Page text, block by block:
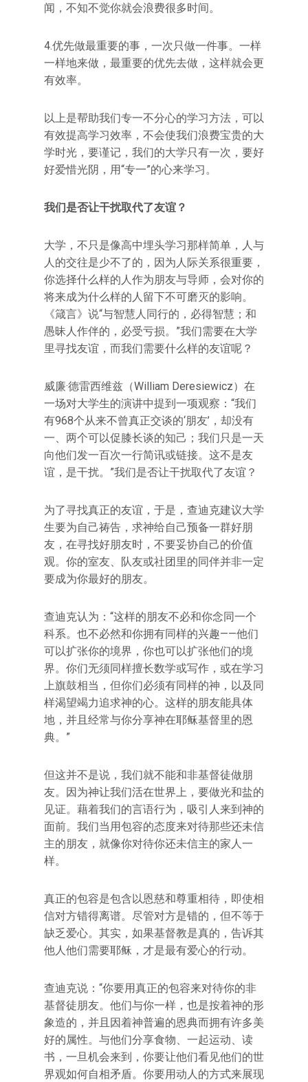
闻，不知不觉你就会浪费很多时间。
4.优先做最重要的事，一次只做一件事。一样
一样地来做，最重要的优先去做，这样就会更
有效率。
以上是帮助我们专一不分心的学习方法，可以
有效提高学习效率，不会使我们浪费宝贵的大
学时光，要谨记，我们的大学只有一次，要好
好爱惜光阴，用“专一”的心来学习。
我们是否让干扰取代了友谊？
大学，不只是像高中埋头学习那样简单，人与
人的交往是少不了的，因为人际关系很重要，
你选择什么样的人作为朋友与导师，会对你的
将来成为什么样的人留下不可磨灭的影响。
《箴言》说“与智慧人同行的，必得智慧；和
愚昧人作伴的，必受亏损。”我们需要在大学
里寻找友谊，而我们需要什么样的友谊呢？
威廉·德雷西维兹（William Deresiewicz）在
一场对大学生的演讲中提到一项观察：“我们
有968个从来不曾真正交谈的‘朋友’，却没有
一、两个可以促膝长谈的知己；我们只是一天
向他们发一百次一行简讯或链接。这不是友
谊，是干扰。”我们是否让干扰取代了友谊？
为了寻找真正的友谊，于是，查迪克建议大学
生要为自己祷告，求神给自己预备一群好朋
友，在寻找好朋友时，不要妥协自己的价值
观。你的室友、队友或社团里的同伴并非一定
要成为你最好的朋友。
查迪克认为：“这样的朋友不必和你念同一个
科系。也不必然和你拥有同样的兴趣——他们
可以扩张你的境界，你也可以扩张他们的境
界。你们无须同样擅长数学或写作，或在学习
上旗鼓相当，但你们必须有同样的神，以及同
样渴望竭力追求神的心。这样的朋友能具体
地，并且经常与你分享神在耶稣基督里的恩
典。”
但这并不是说，我们就不能和非基督徒做朋
友。因为神让我们活在世界上，要做光和盐的
见证。藉着我们的言语行为，吸引人来到神的
面前。我们当用包容的态度来对待那些还未信
主的朋友，就像你对待你还未信主的家人一
样。
真正的包容是包含以恩慈和尊重相待，即使相
信对方错得离谱。尽管对方是错的，但不等于
缺乏爱心。其实，如果基督教是真的，告诉其
他人他们需要耶稣，才是最有爱心的行动。
查迪克说：“你要用真正的包容来对待你的非
基督徒朋友。他们与你一样，也是按着神的形
象造的，并且因着神普遍的恩典而拥有许多美
好的属性。与他们分享食物、一起运动、读
书，一旦机会来到，你要让他们看见他们的世
界观如何自相矛盾。你要用动人的方式来展现